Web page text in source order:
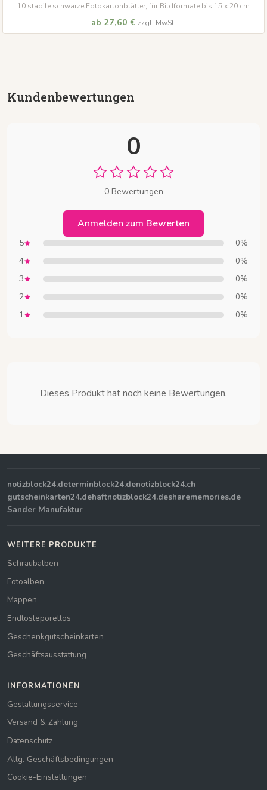
10 stabile schwarze Fotokartonblätter, für Bildformate bis 15 x 20 cm
ab 27,60 € zzgl. MwSt.
Kundenbewertungen
0
0 Bewertungen
Anmelden zum Bewerten
5 0%
4 0%
3 0%
2 0%
1 0%
Dieses Produkt hat noch keine Bewertungen.
notizblock24.determinblock24.denotizblock24.ch
gutscheinkarten24.dehaftnotizblock24.desharememories.de
Sander Manufaktur
WEITERE PRODUKTE
Schraubalben
Fotoalben
Mappen
Endlosleporellos
Geschenkgutscheinkarten
Geschäftsausstattung
INFORMATIONEN
Gestaltungsservice
Versand & Zahlung
Datenschutz
Allg. Geschäftsbedingungen
Cookie-Einstellungen